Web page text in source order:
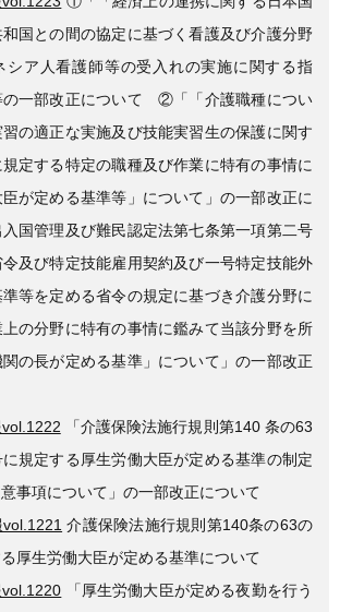
国との間の協定に基づく看護及び介護分野
シア人看護師等の受入れの実施に関する指
の一部改正について ②「「介護職種につい
の適正な実施及び技能実習生の保護に関す
定する特定の職種及び作業に特有の事情に
が定める基準等」について」の一部改正に
国管理及び難民認定法第七条第一項第二号
及び特定技能雇用契約及び一号特定技能外
等を定める省令の規定に基づき介護分野に
の分野に特有の事情に鑑みて当該分野を所
の長が定める基準」について」の一部改正
「介護保険法施行規則第140 条の63
規定する厚生労働大臣が定める基準の制定
事項について」の一部改正について
介護保険法施行規則第140条の63の
厚生労働大臣が定める基準について
「厚生労働大臣が定める夜勤を行う